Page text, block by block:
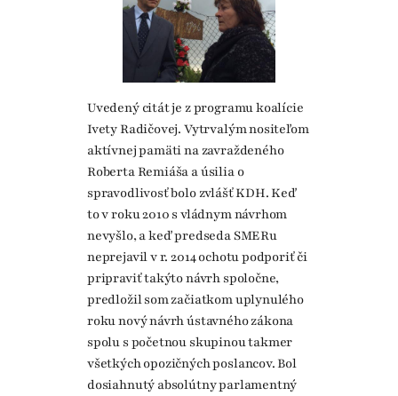
Uvedený citát je z programu koalície
Ivety Radičovej. Vytrvalým nositeľom
aktívnej pamäti na zavraždeného
Roberta Remiáša a úsilia o
spravodlivosť bolo zvlášť KDH. Keď
to v roku 2010 s vládnym návrhom
nevyšlo, a keď predseda SMERu
neprejavil v r. 2014 ochotu podporiť či
pripraviť takýto návrh spoločne,
predložil som začiatkom uplynulého
roku nový návrh ústavného zákona
spolu s početnou skupinou takmer
všetkých opozičných poslancov. Bol
dosiahnutý absolútny parlamentný